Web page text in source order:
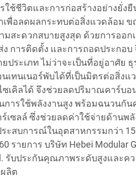
ช้ชีวิตและการก่อสร้างอย่างยั่งยื
พื่อลดผลกระทบต่อสิ่งแวดล้อม ข
มสะดวกสบายสูงสุด ด้วยการออ
การติดตั้ง และการถอดประกอบ
ประเภท ไม่ว่าจะเป็นที่อยู่อาศัย
เทนเนอร์พับได้ที่เป็นมิตรต่อสิ่งแ
ซเคิลได้ จึงช่วยลดปริมาณคาร์บ
การใช้พลังงานสูง พร้อมฉนวนกั
เซลล์ ซึ่งช่วยลดค่าใช้จ่ายด้านพลั
ะสบการณ์ในอุตสาหกรรมกว่า
รายการ บริษัท Hebei Modular
รับประกันคุณภาพระดับสูงและค
ลิต